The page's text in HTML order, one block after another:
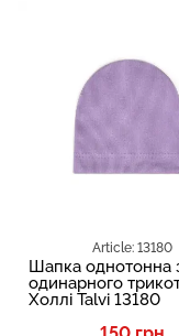
Article: 13180
Шапка однотонна
одинарного
Холлі Talvi 13180